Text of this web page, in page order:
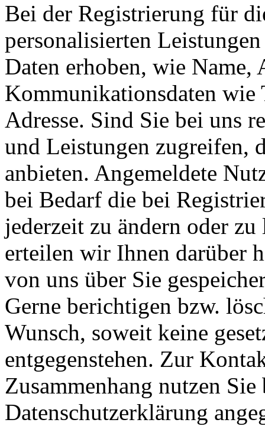
Bei der Registrierung für
personalisierten
Daten erhoben, wie
Kommunikationsdaten
Adresse. Sind Sie bei uns
und Leistungen zugreifen,
anbieten. Angemeldete
bei Bedarf die bei
jederzeit zu ändern oder
erteilen wir Ihnen darüber
von uns über Sie
Gerne berichtigen bzw.
Wunsch, soweit keine
entgegenstehen. Zur
Zusammenhang nutzen
Datenschutzerklärung